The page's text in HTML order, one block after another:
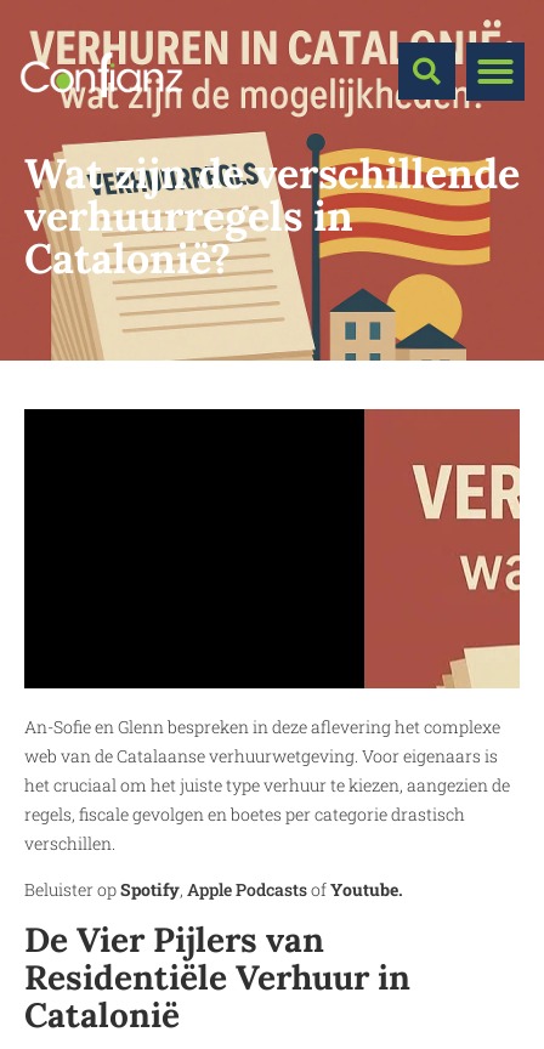
Wat zijn de verschillende
verhuurregels in
Catalonië?
An-Sofie en Glenn bespreken in deze aflevering het complexe
web van de Catalaanse verhuurwetgeving. Voor eigenaars is
het cruciaal om het juiste type verhuur te kiezen, aangezien de
regels, fiscale gevolgen en boetes per categorie drastisch
verschillen.
Beluister opSpotify, Apple PodcastsofYoutube.
De Vier Pijlers van
Residentiële Verhuur in
Catalonië